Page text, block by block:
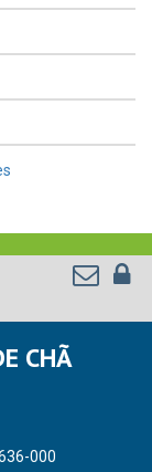
CHÃ
000